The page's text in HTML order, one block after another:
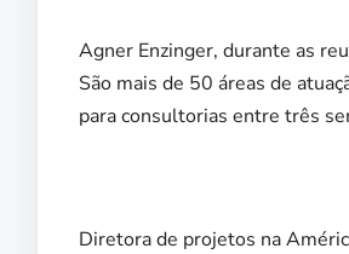
Agner Enzinger, durante as
São mais de 50 áreas de
para consultorias entre três
Diretora de projetos na